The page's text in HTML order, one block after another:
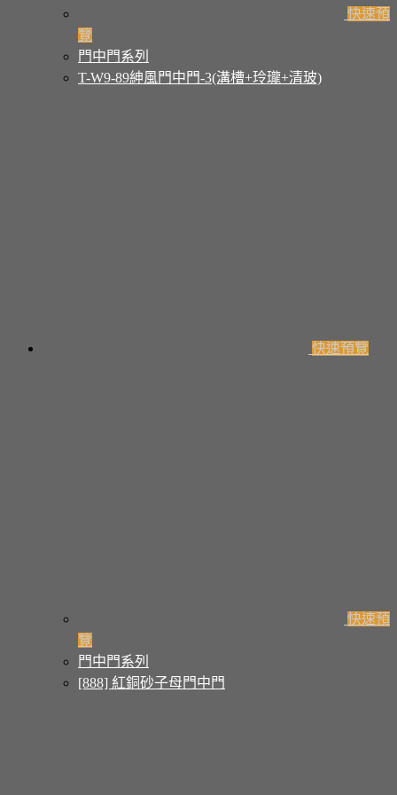
快速預
覽
門中門系列
T-W9-89紳風門中門-3(溝槽+玲瓏+清玻)
快速預覽
快速預
覽
門中門系列
[888] 紅銅砂子母門中門